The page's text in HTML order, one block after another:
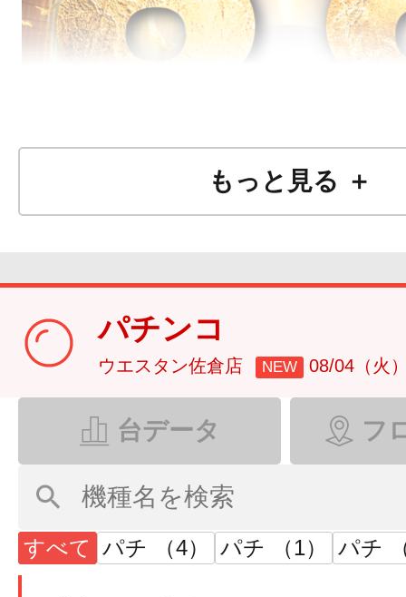
もっと見る ＋
パチンコ
ウエスタン佐倉店 NEW 08/04（火
台データ フ
すべて パチ （4） パチ （1） パチ